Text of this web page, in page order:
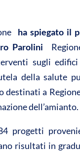
 ha spiegato il
Parolini 
sugli
della salute
destinati a
dell’amianto.
progetti
risultati in